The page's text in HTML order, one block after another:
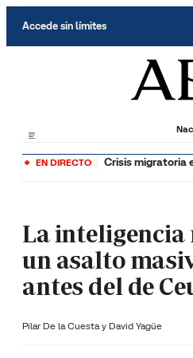
Accede sin límites
EN DIRECTO Crisis migratoria
La
un asalto
antes del de
Pilar De la Cuesta y David Yagüe